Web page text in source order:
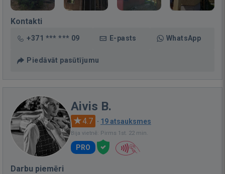
Kontakti
+371 *** *** 09 E-pasts WhatsApp
Piedāvāt pasūtījumu
Aivis B.
4.7 · 19 atsauksmes
Bija vietnē: Pirms 1st. 22 min.
PRO
Darbu piemēri